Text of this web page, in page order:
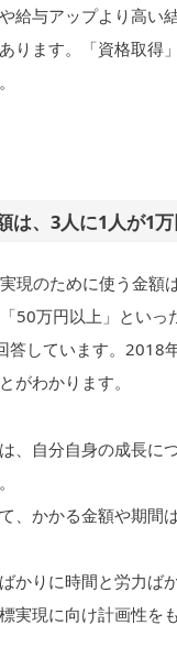
給与アップより高い
ります。「資格取
は、3人に1人が1
現のために使う金
50万円以上」といっ
答しています。
がわかります。
、自分自身の成長
、かかる金額や期
かりに時間と労力
実現に向け計画性を